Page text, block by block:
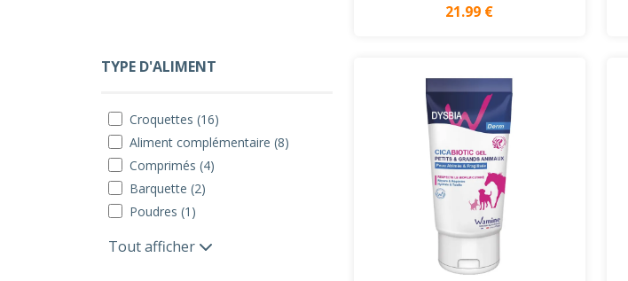
TYPE D'ALIMENT
Croquettes (16)
Aliment complémentaire (8)
Comprimés (4)
Barquette (2)
Poudres (1)
Tout afficher
21.99 €